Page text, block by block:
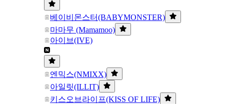
베이비몬스터(BABYMONSTER)
마마무 (Mamamoo)
아이브(IVE)
엔믹스(NMIXX)
아일릿(ILLIT)
키스오브라이프(KISS OF LIFE)